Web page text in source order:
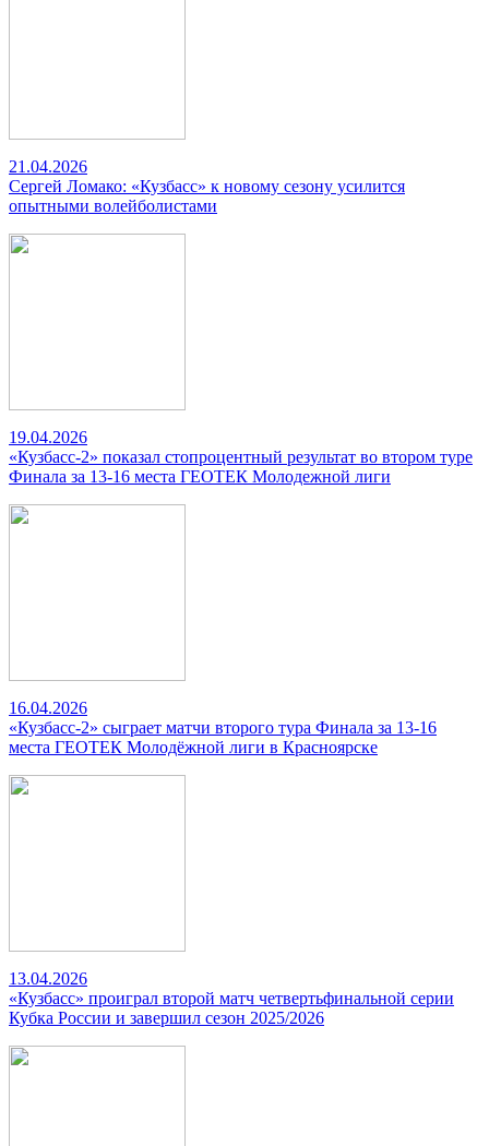
21.04.2026
Сергей Ломако: «Кузбасс» к новому сезону усилится
опытными волейболистами
19.04.2026
«Кузбасс-2» показал стопроцентный результат во втором туре
Финала за 13-16 места ГЕОТЕК Молодежной лиги
16.04.2026
«Кузбасс-2» сыграет матчи второго тура Финала за 13-16
места ГЕОТЕК Молодёжной лиги в Красноярске
13.04.2026
«Кузбасс» проиграл второй матч четвертьфинальной серии
Кубка России и завершил сезон 2025/2026